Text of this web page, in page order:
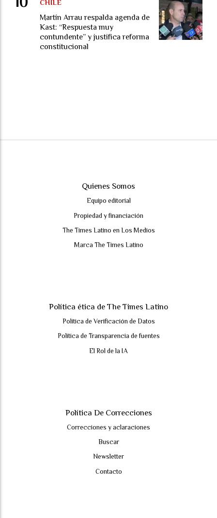
Martín Arrau respalda agenda de
Kast: “Respuesta muy
contundente” y justifica reforma
constitucional
CHILE
Quienes Somos
Equipo editorial
Propiedad y financiación
The Times Latino en Los Medios
Marca The Times Latino
Política ética de The Times Latino
Política de Verificación de Datos
Política de Transparencia de fuentes
El Rol de la IA
Política De Correcciones
Correcciones y aclaraciones
Buscar
Newsletter
Contacto